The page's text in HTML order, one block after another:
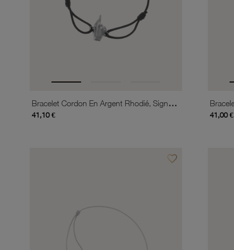
Bracelet Cordon En Argent Rhodié, Signe De La Chance
41,10 € 41,00 €
favorite_borderAjouter à vos favoris